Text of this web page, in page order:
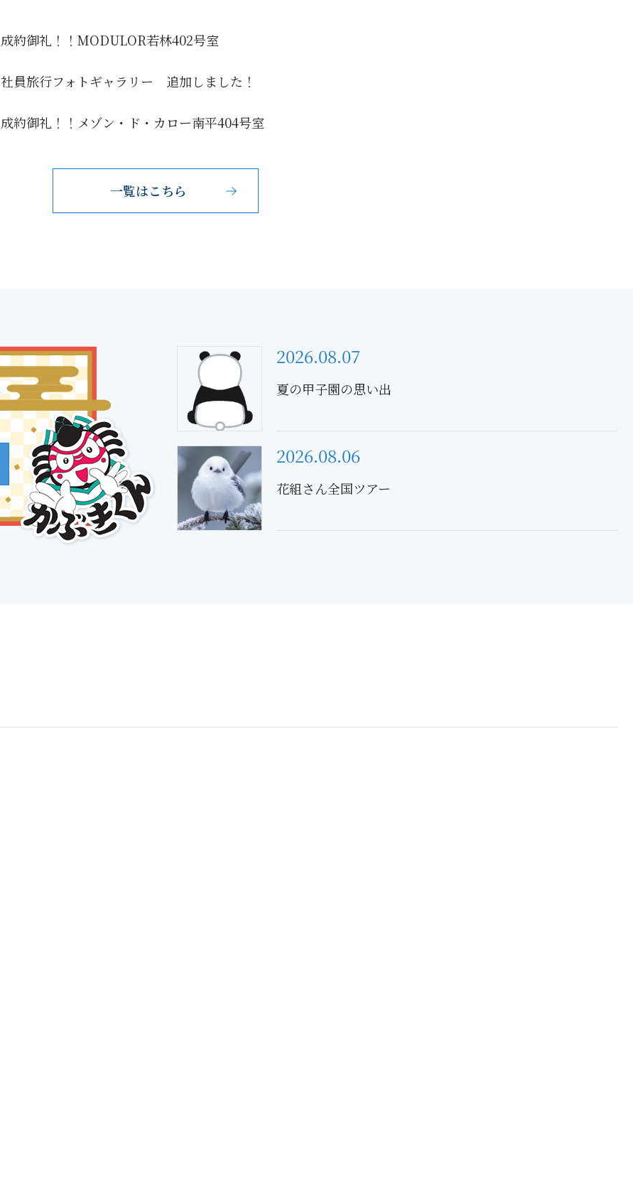
成約御礼！！MODULOR若林402号室
社員旅行フォトギャラリー 追加しました！
成約御礼！！メゾン・ド・カロー南平404号室
一覧はこちら
2026.08.07
夏の甲子園の思い出
2026.08.06
花組さん全国ツアー